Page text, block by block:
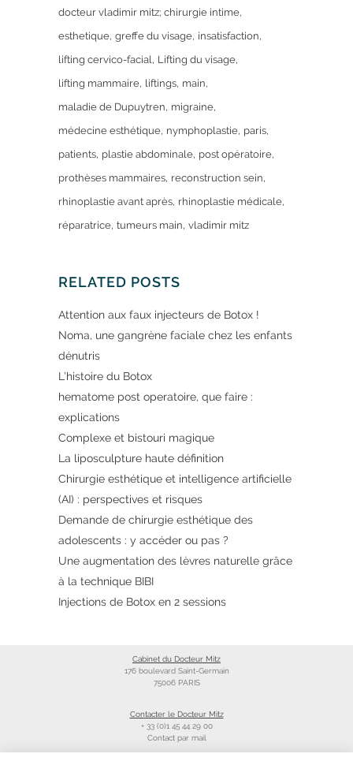
docteur vladimir mitz; chirurgie intime
esthetique greffe du visage insatisfaction
lifting cervico-facial Lifting du visage
lifting mammaire liftings main
maladie de Dupuytren migraine
médecine esthétique nymphoplastie paris
patients plastie abdominale post opératoire
prothèses mammaires reconstruction sein
rhinoplastie avant après rhinoplastie médicale
réparatrice tumeurs main vladimir mitz
RELATED POSTS
Attention aux faux injecteurs de Botox !
Noma, une gangrène faciale chez les enfants
dénutris
L’histoire du Botox
hematome post operatoire, que faire :
explications
Complexe et bistouri magique
La liposculpture haute définition
Chirurgie esthétique et intelligence artificielle
(AI) : perspectives et risques
Demande de chirurgie esthétique des
adolescents : y accéder ou pas ?
Une augmentation des lèvres naturelle grâce
à la technique BIBI
Injections de Botox en 2 sessions
Cabinet du Docteur Mitz
176 boulevard Saint-Germain
75006 PARIS
Contacter le Docteur Mitz
+ 33 (0)1 45 44 29 00
Contact par mail